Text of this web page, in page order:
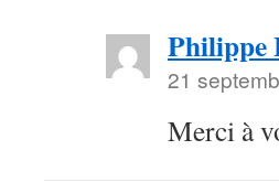
Philippe
21
Merci à